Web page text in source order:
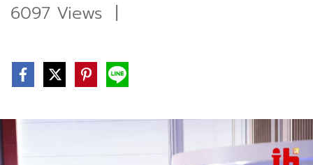
6097 Views |